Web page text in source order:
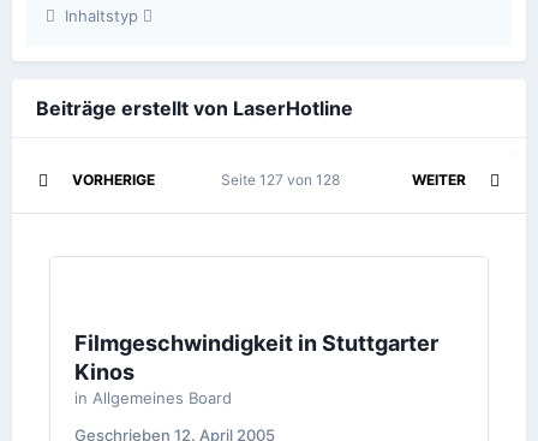
Inhaltstyp
Beiträge erstellt von LaserHotline
VORHERIGE WEITER
Seite 127 von 128
Filmgeschwindigkeit in Stuttgarter
Kinos
in Allgemeines Board
Geschrieben 12. April 2005